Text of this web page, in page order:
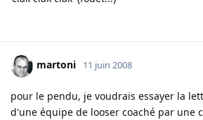
martoni 11 juin 2008
pour le pendu, je voudrais essayer la
d'une équipe de looser coaché par une